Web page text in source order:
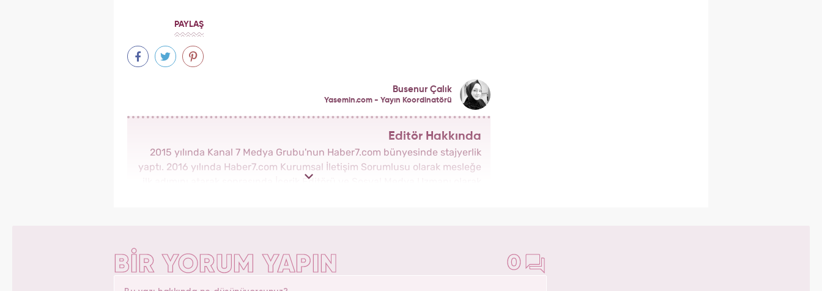
PAYLAŞ
Busenur Çalık
Yasemin.com - Yayın Koordinatörü
Editör Hakkında
2015 yılında Kanal 7 Medya Grubu'nun Haber7.com bünyesinde stajyerlik
yaptı. 2016 yılında Haber7.com Kurumsal İletişim Sorumlusu olarak mesleğe
ilk adımını atarak sonrasında İçerik Editörü ve Sosyal Medya Uzmanı olarak
BİR YORUM YAPIN 0